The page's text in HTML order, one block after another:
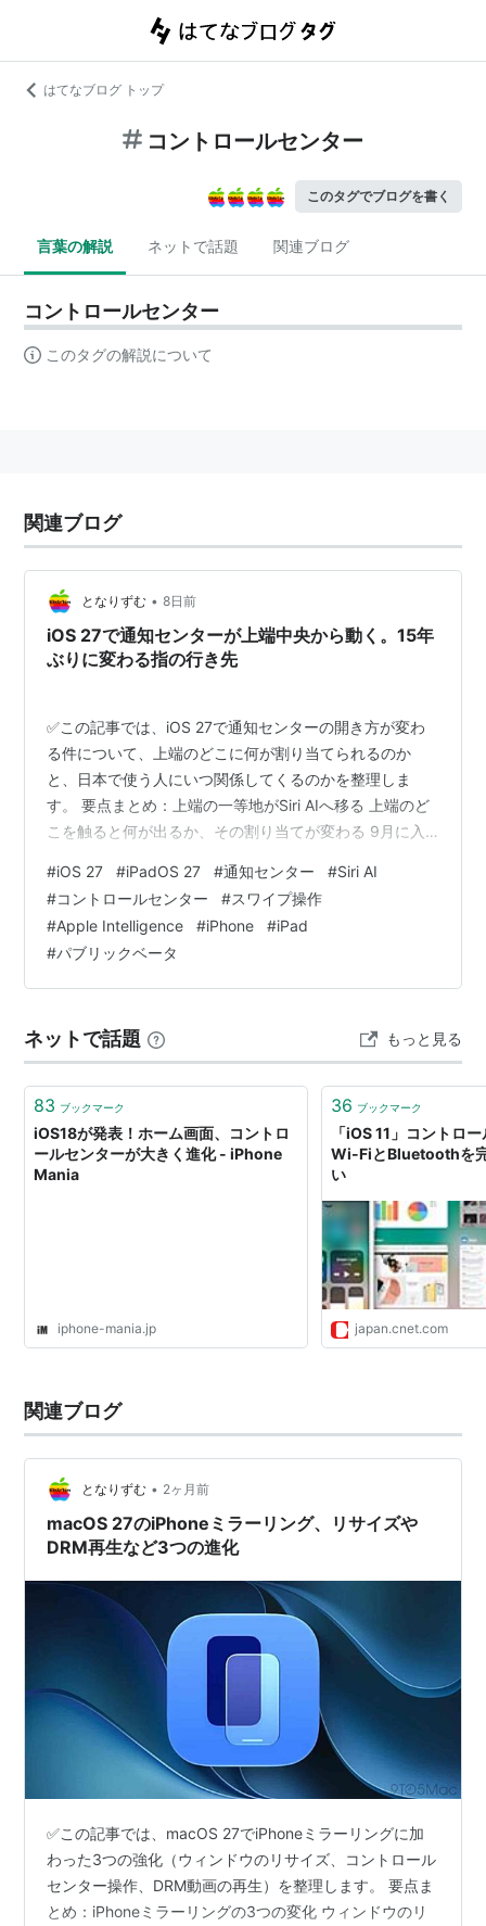
はてなブログ トップ
コントロールセンター
このタグでブログを書く
言葉の解説 ネットで話題 関連ブログ
コントロールセンター
このタグの解説について
関連ブログ
となりずむ • 8日前
iOS 27で通知センターが上端中央から動く。15年
ぶりに変わる指の行き先
✅この記事では、iOS 27で通知センターの開き方が変わ
る件について、上端のどこに何が割り当てられるのか
と、日本で使う人にいつ関係してくるのかを整理しま
す。 要点まとめ：上端の一等地がSiri AIへ移る 上端のど
こを触ると何が出るか、その割り当てが変わる 9月に入
なさ なぜ、よりによってまんなかだったのか 海外の反
応：Siriを使わない人にも通知の入口が動く ひとこと：
15年ぶんの癖は、正しさとは関係なく残る まとめ：日本
語のままなら、9月はまだ何も変わらない どうも、とな
りです。 iPhoneの画面のてっぺんから下へ指を滑らせ
#iOS 27 #iPadOS 27 #通知センター #Siri AI
#コントロールセンター #スワイプ操作
#Apple Intelligence #iPhone #iPad
#パブリックベータ
ネットで話題 もっと見る
83 ブックマーク
iOS18が発表！ホーム画面、コントロ
ールセンターが大きく進化 - iPhone
Mania
iphone-mania.jp
36 ブックマーク
「iOS 11」コントロ
Wi-FiとBluetoothを
い
japan.cnet.com
関連ブログ
となりずむ • 2ヶ月前
macOS 27のiPhoneミラーリング、リサイズや
DRM再生など3つの進化
✅この記事では、macOS 27でiPhoneミラーリングに加
わった3つの強化（ウィンドウのリサイズ、コントロール
センター操作、DRM動画の再生）を整理します。 要点ま
とめ：iPhoneミラーリングの3つの変化 ウィンドウのリ